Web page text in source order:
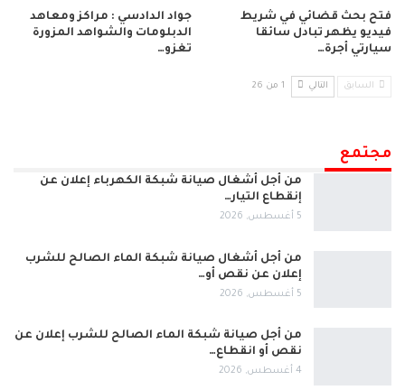
فتح بحث قضائي في شريط
فيديو يظهر تبادل سائقا
سيارتي أجرة…
جواد الدادسي : مراكز ومعاهد
الدبلومات والشواهد المزورة
تغزو…
السابق التالي 1 من 26
مجتمع
من أجل أشغال صيانة شبكة الكهرباء إعلان عن
إنقطاع التيار…
5 أغسطس, 2026
من أجل أشغال صيانة شبكة الماء الصالح للشرب
إعلان عن نقص أو…
5 أغسطس, 2026
من أجل صيانة شبكة الماء الصالح للشرب إعلان عن
نقص أو انقطاع…
4 أغسطس, 2026